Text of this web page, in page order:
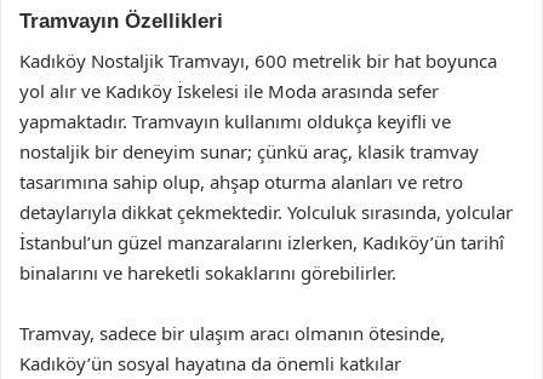
Tramvayın Özellikleri
Kadıköy Nostaljik Tramvayı, 600 metrelik bir hat boyunca
yol alır ve Kadıköy İskelesi ile Moda arasında sefer
yapmaktadır. Tramvayın kullanımı oldukça keyifli ve
nostaljik bir deneyim sunar; çünkü araç, klasik tramvay
tasarımına sahip olup, ahşap oturma alanları ve retro
detaylarıyla dikkat çekmektedir. Yolculuk sırasında, yolcular
İstanbul’un güzel manzaralarını izlerken, Kadıköy’ün tarihî
binalarını ve hareketli sokaklarını görebilirler.
Tramvay, sadece bir ulaşım aracı olmanın ötesinde,
Kadıköy’ün sosyal hayatına da önemli katkılar